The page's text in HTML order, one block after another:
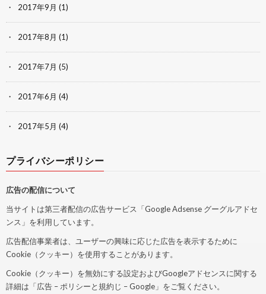
2017年9月 (1)
2017年8月 (1)
2017年7月 (5)
2017年6月 (4)
2017年5月 (4)
プライバシーポリシー
広告の配信について
当サイトは第三者配信の広告サービス「Google Adsense グーグルアドセ
ンス」を利用しています。
広告配信事業者は、ユーザーの興味に応じた広告を表示するために
Cookie（クッキー）を使用することがあります。
Cookie（クッキー）を無効にする設定およびGoogleアドセンスに関する
詳細は「広告 – ポリシーと規約じ – Google」をご覧ください。